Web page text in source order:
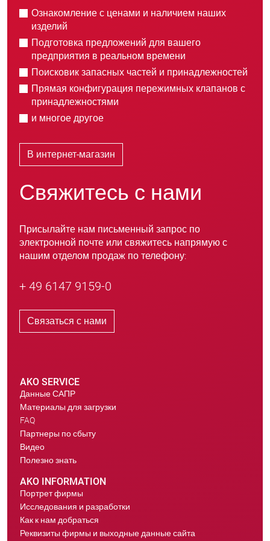
Ознакомление с ценами и наличием наших
изделий
Подготовка предложений для вашего
предприятия в реальном времени
Поисковик запасных частей и принадлежностей
Прямая конфигурация пережимных клапанов с
принадлежностями
и многое другое
В интернет-магазин
Свяжитесь с нами
Присылайте нам письменный запрос по
электронной почте или свяжитесь напрямую с
нашим отделом продаж по телефону:
+ 49 6147 9159-0
Связаться с нами
AKO SERVICE
Данные САПР
Материалы для загрузки
FAQ
Партнеры по сбыту
Видео
Полезно знать
AKO INFORMATION
Портрет фирмы
Исследования и разработки
Как к нам добраться
Реквизиты фирмы и выходные данные сайта